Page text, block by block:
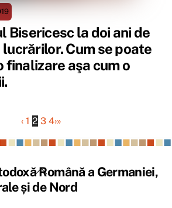
Bisericesc la doi ani de
Cum se poate
finalizare aşa cum o
‹ 1 2 3 4›»
Back
To
Română a Germaniei,
și de Nord